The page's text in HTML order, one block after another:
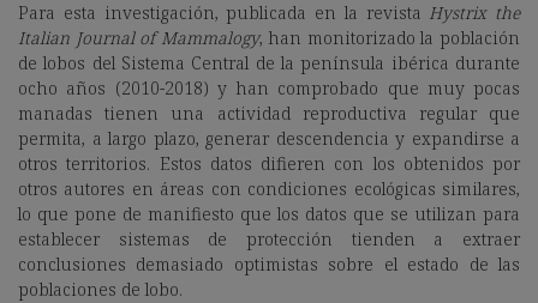
Para esta investigación, publicada en la revista Hystrix the
Italian Journal of Mammalogy, han monitorizado la población
de lobos del Sistema Central de la península ibérica durante
ocho años (2010-2018) y han comprobado que muy pocas
manadas tienen una actividad reproductiva regular que
permita, a largo plazo, generar descendencia y expandirse a
otros territorios. Estos datos difieren con los obtenidos por
otros autores en áreas con condiciones ecológicas similares,
lo que pone de manifiesto que los datos que se utilizan para
establecer sistemas de protección tienden a extraer
conclusiones demasiado optimistas sobre el estado de las
poblaciones de lobo.